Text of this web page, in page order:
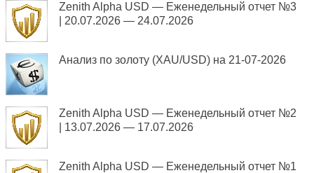
Zenith Alpha USD — Еженедельный отчет №3
| 20.07.2026 — 24.07.2026
Анализ по золоту (XAU/USD) на 21-07-2026
Zenith Alpha USD — Еженедельный отчет №2
| 13.07.2026 — 17.07.2026
Zenith Alpha USD — Еженедельный отчет №1